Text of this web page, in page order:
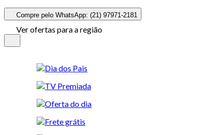
Compre pelo WhatsApp: (21) 97971-2181
Ver ofertas para a região